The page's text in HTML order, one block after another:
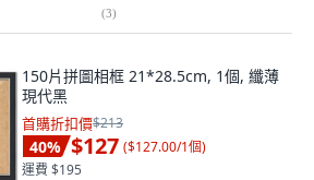
(3)
150片拼圖相框 21*28.5cm, 1個, 纖薄
現代黑
首購折扣價$213
40% $127 ($127.00/1個)
運費 $195